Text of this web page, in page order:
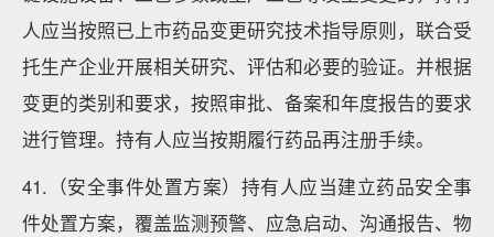
人应当按照已上市药品变更研究技术指导原则，联合受
托生产企业开展相关研究、评估和必要的验证。并根据
变更的类别和要求，按照审批、备案和年度报告的要求
进行管理。持有人应当按期履行药品再注册手续。
41.（安全事件处置方案）持有人应当建立药品安全事
件处置方案，覆盖监测预警、应急启动、沟通报告、物